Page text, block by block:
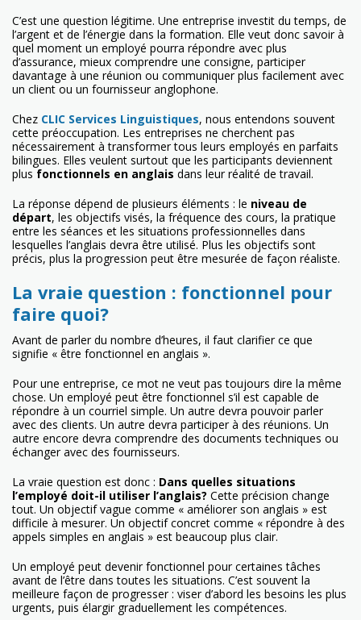
C’est une question légitime. Une entreprise investit du temps, de
l’argent et de l’énergie dans la formation. Elle veut donc savoir à
quel moment un employé pourra répondre avec plus
d’assurance, mieux comprendre une consigne, participer
davantage à une réunion ou communiquer plus facilement avec
un client ou un fournisseur anglophone.
Chez CLIC Services Linguistiques, nous entendons souvent
cette préoccupation. Les entreprises ne cherchent pas
nécessairement à transformer tous leurs employés en parfaits
bilingues. Elles veulent surtout que les participants deviennent
plus fonctionnels en anglais dans leur réalité de travail.
La réponse dépend de plusieurs éléments : le niveau de
départ, les objectifs visés, la fréquence des cours, la pratique
entre les séances et les situations professionnelles dans
lesquelles l’anglais devra être utilisé. Plus les objectifs sont
précis, plus la progression peut être mesurée de façon réaliste.
La vraie question : fonctionnel pour
faire quoi?
Avant de parler du nombre d’heures, il faut clarifier ce que
signifie « être fonctionnel en anglais ».
Pour une entreprise, ce mot ne veut pas toujours dire la même
chose. Un employé peut être fonctionnel s’il est capable de
répondre à un courriel simple. Un autre devra pouvoir parler
avec des clients. Un autre devra participer à des réunions. Un
autre encore devra comprendre des documents techniques ou
échanger avec des fournisseurs.
La vraie question est donc : Dans quelles situations
l’employé doit-il utiliser l’anglais? Cette précision change
tout. Un objectif vague comme « améliorer son anglais » est
difficile à mesurer. Un objectif concret comme « répondre à des
appels simples en anglais » est beaucoup plus clair.
Un employé peut devenir fonctionnel pour certaines tâches
avant de l’être dans toutes les situations. C’est souvent la
meilleure façon de progresser : viser d’abord les besoins les plus
urgents, puis élargir graduellement les compétences.